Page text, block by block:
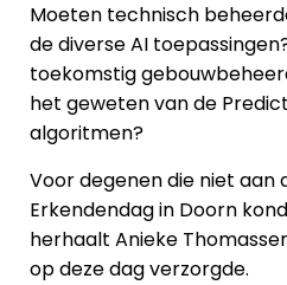
Moeten technisch
de diverse AI
toekomstig
het geweten van de
algoritmen?
Voor degenen die niet aan
Erkendendag in Doorn
herhaalt Anieke
op deze dag verzorgde.